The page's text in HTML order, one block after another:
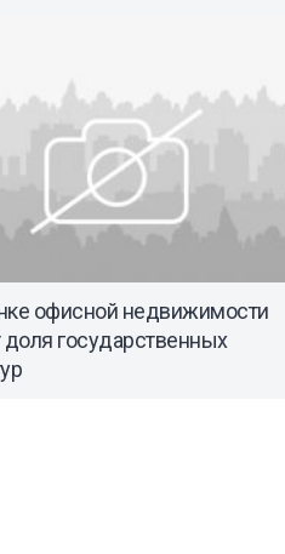
офисной недвижимости
доля государственных